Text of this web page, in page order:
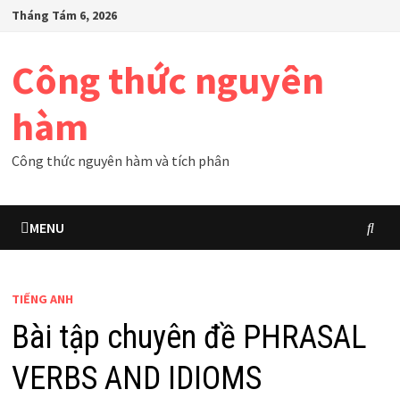
SkipTháng Tám 6, 2026
Công thức nguyên
hàm
Công thức nguyên hàm và tích phân
MENU
TIẾNG ANH
Bài tập chuyên đề PHRASAL
VERBS AND IDIOMS